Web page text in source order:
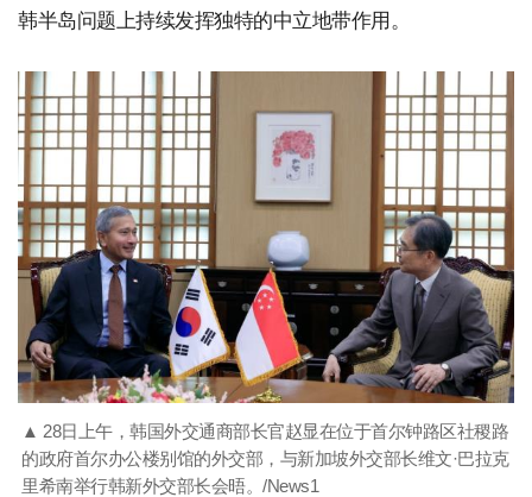
韩半岛问题上持续发挥独特的中立地带作用。
▲ 28日上午，韩国外交通商部长官赵显在位于首尔钟路区社稷路
的政府首尔办公楼别馆的外交部，与新加坡外交部长维文·巴拉克
里希南举行韩新外交部长会晤。/News1